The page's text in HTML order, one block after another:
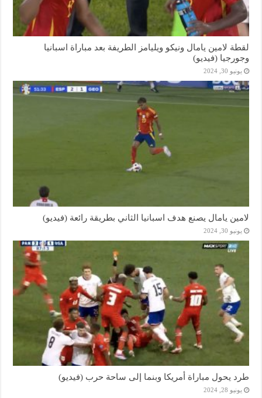
لقطة لامين يامال ونيكو ويليامز الطريفة بعد مباراة اسبانيا
وجورجيا (فيديو)
يونيو 30, 2024
لامين يامال يصنع هدف اسبانيا الثاني بطريقة رائعة (فيديو)
يونيو 30, 2024
طرد يحول مباراة أمريكا وبنما إلى ساحة حرب (فيديو)
يونيو 28, 2024